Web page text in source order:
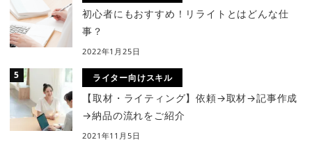
初心者にもおすすめ！リライトとはどんな仕
事？
2022年1月25日
ライター向けスキル
【取材・ライティング】依頼→取材→記事作成
→納品の流れをご紹介
2021年11月5日